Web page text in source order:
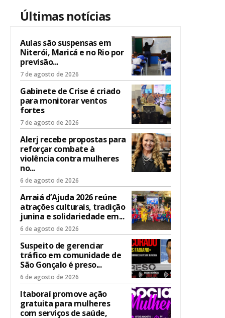
Últimas notícias
Aulas são suspensas em
Niterói, Maricá e no Rio por
previsão...
7 de agosto de 2026
Gabinete de Crise é criado
para monitorar ventos
fortes
7 de agosto de 2026
Alerj recebe propostas para
reforçar combate à
violência contra mulheres
no...
6 de agosto de 2026
Arraiá d’Ajuda 2026 reúne
atrações culturais, tradição
junina e solidariedade em...
6 de agosto de 2026
Suspeito de gerenciar
tráfico em comunidade de
São Gonçalo é preso...
6 de agosto de 2026
Itaboraí promove ação
gratuita para mulheres
com serviços de saúde,